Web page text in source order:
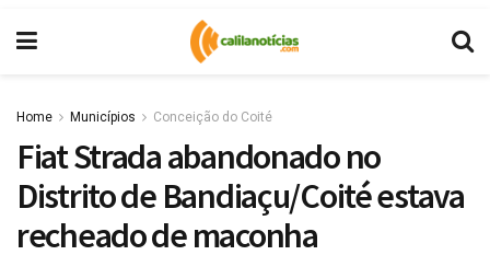
Home Municípios Conceição do Coité
Fiat Strada abandonado no
Distrito de Bandiaçu/Coité estava
recheado de maconha